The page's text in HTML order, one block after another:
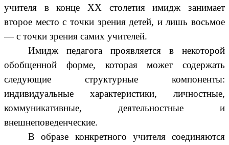
учителя в конце XX столетия имидж занимает
второе место с точки зрения детей, и лишь восьмое
— с точки зрения самих учителей.
Имидж педагога проявляется в некоторой
обобщенной форме, которая может содержать
следующие структурные компоненты:
индивидуальные характеристики, личностные,
коммуникативные, деятельностные и
внешнеповеденческие.
В образе конкретного учителя соединяются